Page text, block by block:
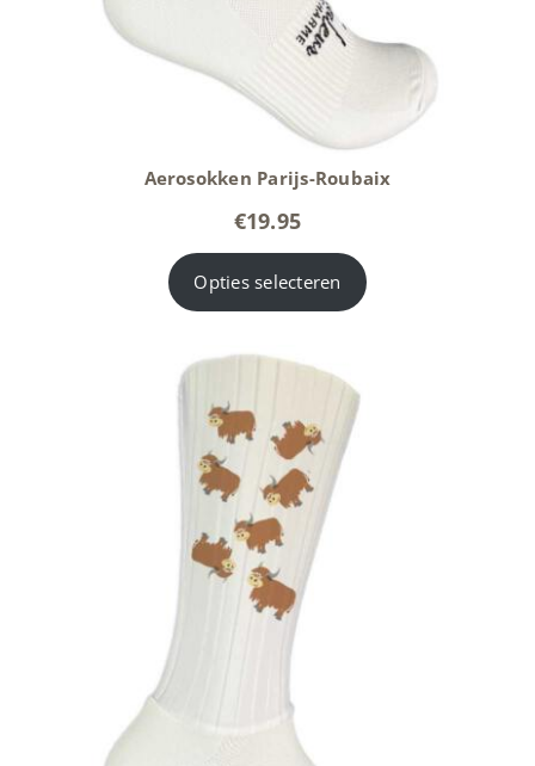
Aerosokken Parijs-Roubaix
€19.95
Opties selecteren